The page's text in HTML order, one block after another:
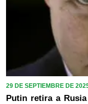
29 DE SEPTIEMBRE DE
Putin retira a